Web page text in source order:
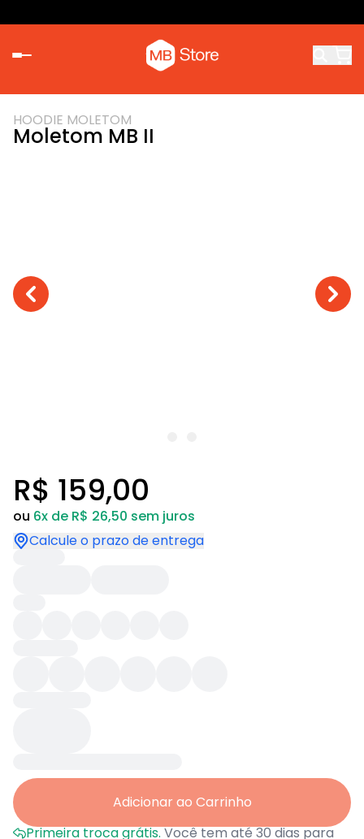
HOODIE MOLETOM
Moletom MB II
R$ 159,00
ou 6x de R$ 26,50 sem juros
Calcule o prazo de entrega
Adicionar ao Carrinho
Primeira troca grátis.Você tem até 30 dias para